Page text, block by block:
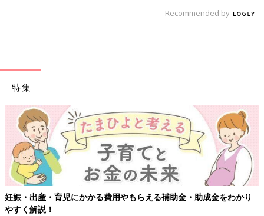
Recommended by
特集
【ワクチン接種できるものも】妊婦の感染症対策、知っておいて！